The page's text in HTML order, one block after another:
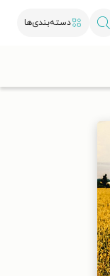
دسته‌بندی‌ها